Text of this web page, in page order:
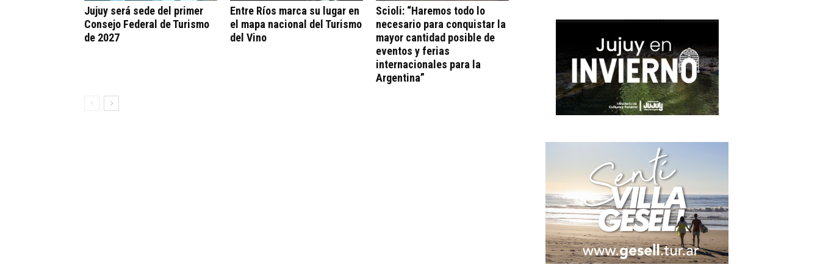
Jujuy será sede del primer
Consejo Federal de Turismo
de 2027
Entre Ríos marca su lugar en
el mapa nacional del Turismo
del Vino
Scioli: “Haremos todo lo
necesario para conquistar la
mayor cantidad posible de
eventos y ferias
internacionales para la
Argentina”